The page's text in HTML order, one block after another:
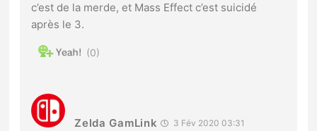
c’est de la merde, et Mass Effect c’est suicidé
après le 3.
0
Zelda GamLink 3 Fév 2020 03:31